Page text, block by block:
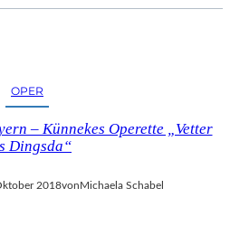
OPER
– Künnekes Operette „Vetter
Dingsda“
2018vonMichaela Schabel